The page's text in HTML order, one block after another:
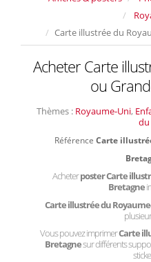
Carte illustrée du
Acheter Carte
ou
Thèmes : Royaume-Uni,
Référence Carte
Acheterposter Carte
Bretagne
Carte illustrée du
Vous pouvez imprimerCarte
Bretagnesur différents